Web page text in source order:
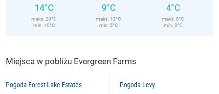
14°C
maks. 20°C
min. 10°C
9°C
maks. 13°C
min. 5°C
4°C
maks. 8°C
min. 0°C
Miejsca w pobliżu Evergreen Farms
Pogoda Forest Lake Estates Pogoda Levy